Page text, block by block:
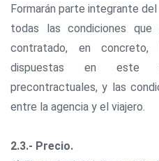
Formarán parte integrante
todas las condiciones que
contratado, en concreto,
dispuestas en este
precontractuales, y las
entre la agencia y el viajero.
2.3.- Precio.